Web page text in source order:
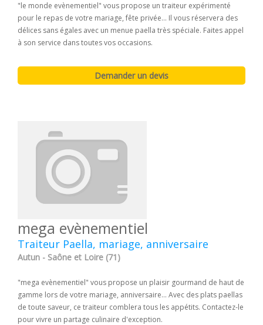
"le monde evènementiel" vous propose un traiteur expérimenté
pour le repas de votre mariage, fête privée... Il vous réservera des
délices sans égales avec un menue paella très spéciale. Faites appel
à son service dans toutes vos occasions.
mega evènementiel
Traiteur Paella, mariage, anniversaire
Autun - Saône et Loire (71)
"mega evènementiel" vous propose un plaisir gourmand de haut de
gamme lors de votre mariage, anniversaire... Avec des plats paellas
de toute saveur, ce traiteur comblera tous les appétits. Contactez-le
pour vivre un partage culinaire d'exception.